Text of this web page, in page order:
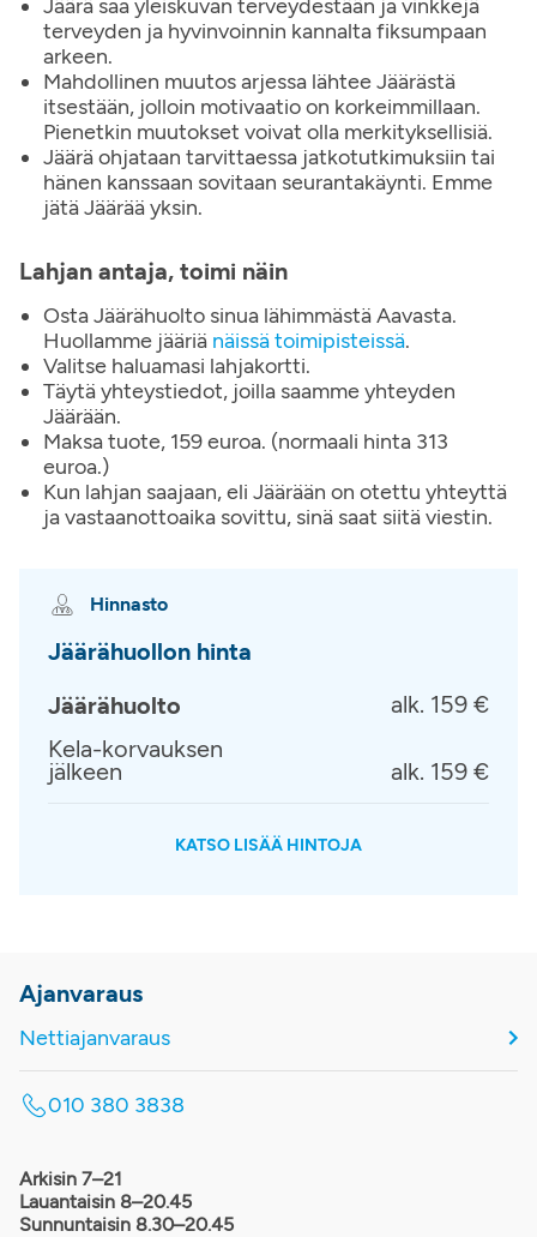
Jäärä saa yleiskuvan terveydestään ja vinkkejä
terveyden ja hyvinvoinnin kannalta fiksumpaan
arkeen.
Mahdollinen muutos arjessa lähtee Jäärästä
itsestään, jolloin motivaatio on korkeimmillaan.
Pienetkin muutokset voivat olla merkityksellisiä.
Jäärä ohjataan tarvittaessa jatkotutkimuksiin tai
hänen kanssaan sovitaan seurantakäynti. Emme
jätä Jäärää yksin.
Lahjan antaja, toimi näin
Osta Jäärähuolto sinua lähimmästä Aavasta.
Huollamme jääriä näissä toimipisteissä.
Valitse haluamasi lahjakortti.
Täytä yhteystiedot, joilla saamme yhteyden
Jäärään.
Maksa tuote, 159 euroa. (normaali hinta 313
euroa.)
Kun lahjan saajaan, eli Jäärään on otettu yhteyttä
ja vastaanottoaika sovittu, sinä saat siitä viestin.
Hinnasto
Jäärähuollon hinta
Jäärähuolto
Kela-korvauksen
jälkeen
alk. 159 €
alk. 159 €
KATSO LISÄÄ HINTOJA
Ajanvaraus
Nettiajanvaraus
010 380 3838
Arkisin 7–21
Lauantaisin 8–20.45
Sunnuntaisin 8.30–20.45